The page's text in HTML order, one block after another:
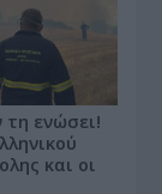
τη ενώσει!
και οι